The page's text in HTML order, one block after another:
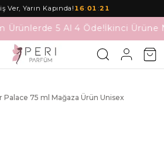
Ver, Yarın Kapında! 16:01 :21
Ürünlerde 5 Al 4 Öde!İkinci Ürüne
75 ml Mağaza Ürün Unisex